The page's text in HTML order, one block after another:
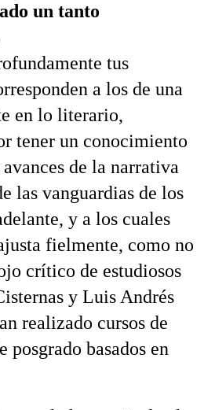
un tanto
tus
a los de una
en lo literario,
tener un conocimiento
de la narrativa
las vanguardias de los
y a los cuales
fielmente, como no
crítico de estudiosos
y Luis Andrés
realizado cursos de
posgrado basados en